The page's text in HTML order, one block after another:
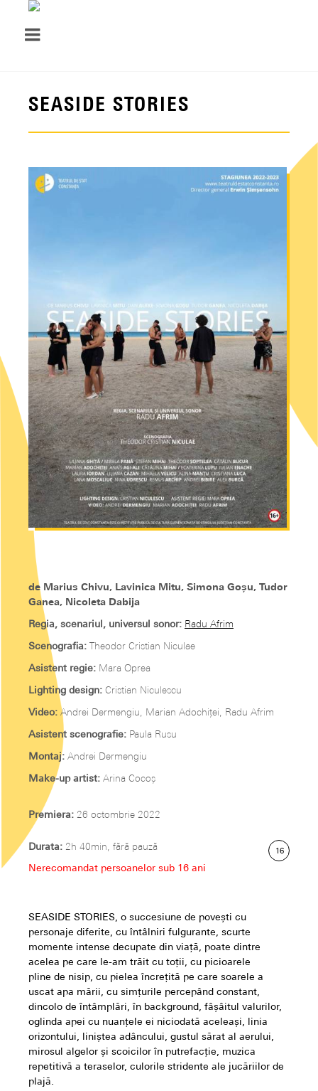
SEASIDE STORIES
de Marius Chivu, Lavinica Mitu, Simona Goșu, Tudor
Ganea, Nicoleta Dabija
Regia, scenariul, universul sonor: Radu Afrim
Scenografia: Theodor Cristian Niculae
Asistent regie: Mara Oprea
Lighting design: Cristian Niculescu
Video: Andrei Dermengiu, Marian Adochiţei, Radu Afrim
Asistent scenografie: Paula Rusu
Montaj: Andrei Dermengiu
Make-up artist: Arina Cocoș
Premiera: 26 octombrie 2022
Durata: 2h 40min, fără pauză 16
Nerecomandat persoanelor sub 16 ani
SEASIDE STORIES, o succesiune de povești cu
personaje diferite, cu întâlniri fulgurante, scurte
momente intense decupate din viață, poate dintre
acelea pe care le-am trăit cu toții, cu picioarele
pline de nisip, cu pielea încrețită pe care soarele a
uscat apa mării, cu simțurile percepând constant,
dincolo de întâmplări, în background, fâșâitul valurilor,
oglinda apei cu nuanțele ei niciodată aceleași, linia
orizontului, liniștea adâncului, gustul sărat al aerului,
mirosul algelor și scoicilor în putrefacție, muzica
repetitivă a teraselor, culorile stridente ale jucăriilor de
plajă.